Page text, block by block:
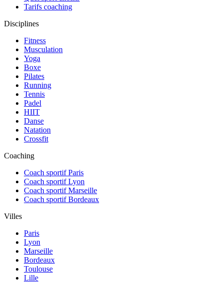
Tarifs coaching
Disciplines
Fitness
Musculation
Yoga
Boxe
Pilates
Running
Tennis
Padel
HIIT
Danse
Natation
Crossfit
Coaching
Coach sportif Paris
Coach sportif Lyon
Coach sportif Marseille
Coach sportif Bordeaux
Villes
Paris
Lyon
Marseille
Bordeaux
Toulouse
Lille